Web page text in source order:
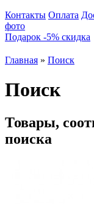
Контакты Оплата
фото
Подарок -5% скидка
Главная » Поиск
Поиск
Товары,
поиска